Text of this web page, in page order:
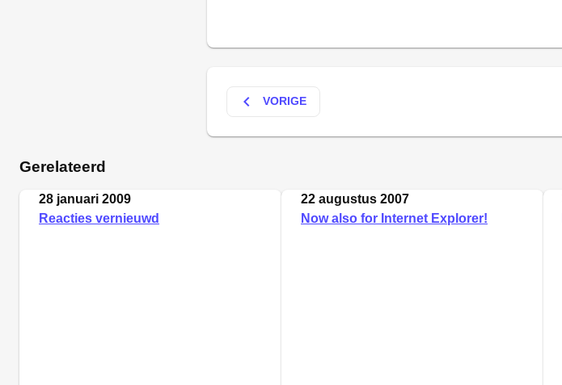
keyboard_arrow_left VORIGE
Gerelateerd
28 januari 2009
Reacties vernieuwd
22 augustus 2007
Now also for Internet Explorer!